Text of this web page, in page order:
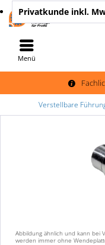
Privatkunde inkl.
Menü
Verstellbare
Abbildung ähnlich und kann bei
werden immer ohne